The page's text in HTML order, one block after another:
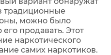
традиционные
можно было
продавать. Этот
наркотического
самих наркотиков.